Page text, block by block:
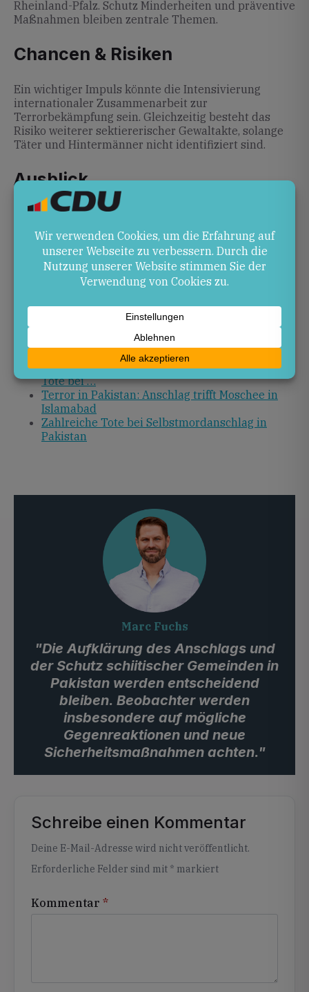
Rheinland-Pfalz. Schutz Minderheiten und präventive
Maßnahmen bleiben zentrale Themen.
Chancen & Risiken
Ein wichtiger Impuls könnte die Intensivierung
internationaler Zusammenarbeit zur
Terrorbekämpfung sein. Gleichzeitig besteht das
Risiko weiterer sektiererischer Gewaltakte, solange
Täter und Hintermänner nicht identifiziert sind.
Ausblick
Die Aufklärung des Anschlags und der Schutz
schiitischer Gemeinden in Pakistan werden
entscheidend bleiben. Beobachter werden
insbesondere auf mögliche Gegenreaktionen und
neue Sicherheitsmaßnahmen achten.
Quellen
Anschlag auf Moschee in Islamabad – Mehr als
Bombenanschlag in Pakistan – mindestens 15
Tote bei …
Terror in Pakistan: Anschlag trifft Moschee in
Islamabad
Zahlreiche Tote bei Selbstmordanschlag in
Pakistan
Marc Fuchs
"Die Aufklärung des Anschlags und
der Schutz schiitischer Gemeinden in
Pakistan werden entscheidend
bleiben. Beobachter werden
insbesondere auf mögliche
Gegenreaktionen und neue
Sicherheitsmaßnahmen achten."
Schreibe einen Kommentar
Deine E-Mail-Adresse wird nicht veröffentlicht.
Erforderliche Felder sind mit * markiert
Kommentar *
Alternative: